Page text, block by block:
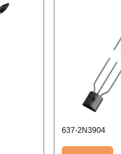
637-2N3904